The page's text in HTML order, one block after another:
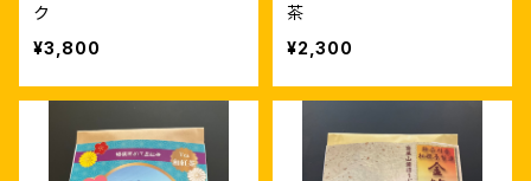
ク
¥3,800
茶
¥2,300